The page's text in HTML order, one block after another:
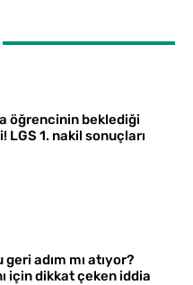
öğrencinin beklediği
LGS 1. nakil sonuçları
adım mı atıyor?
için dikkat çeken iddia